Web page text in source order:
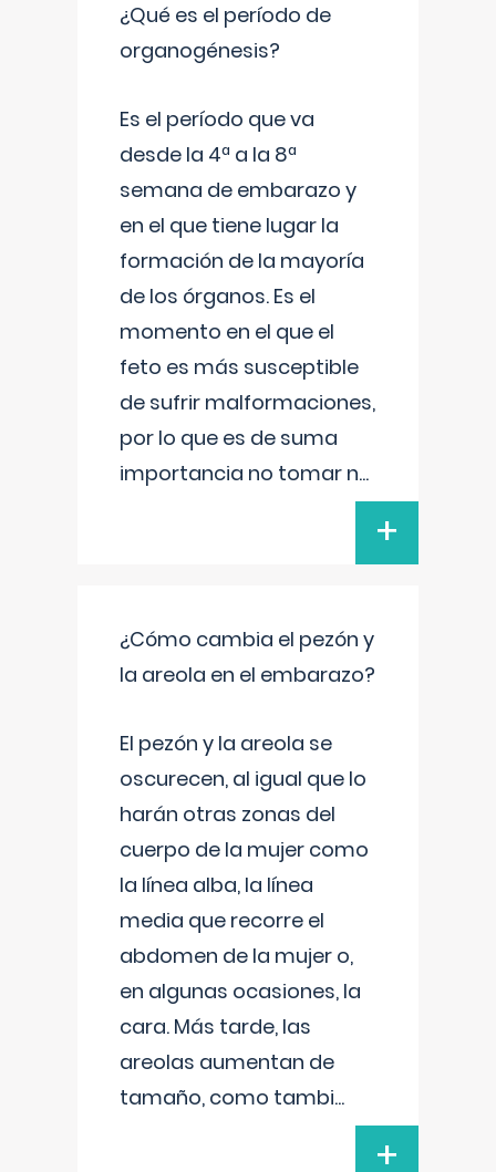
¿Qué es el período de
organogénesis?
Es el período que va
desde la 4ª a la 8ª
semana de embarazo y
en el que tiene lugar la
formación de la mayoría
de los órganos. Es el
momento en el que el
feto es más susceptible
de sufrir malformaciones,
por lo que es de suma
importancia no tomar n...
+
¿Cómo cambia el pezón y
la areola en el embarazo?
El pezón y la areola se
oscurecen, al igual que lo
harán otras zonas del
cuerpo de la mujer como
la línea alba, la línea
media que recorre el
abdomen de la mujer o,
en algunas ocasiones, la
cara. Más tarde, las
areolas aumentan de
tamaño, como tambi...
+